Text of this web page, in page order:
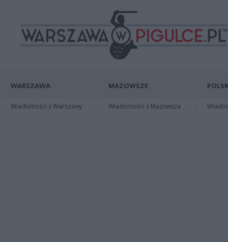
WARSZAWA
Wiadomości z Warszawy
MAZOWSZE
Wiadomości z Mazowsza